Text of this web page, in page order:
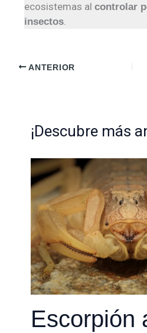
ecosistemas alcontrolar
insectos.
ANTERIOR
¡Descubre más
Escorpión